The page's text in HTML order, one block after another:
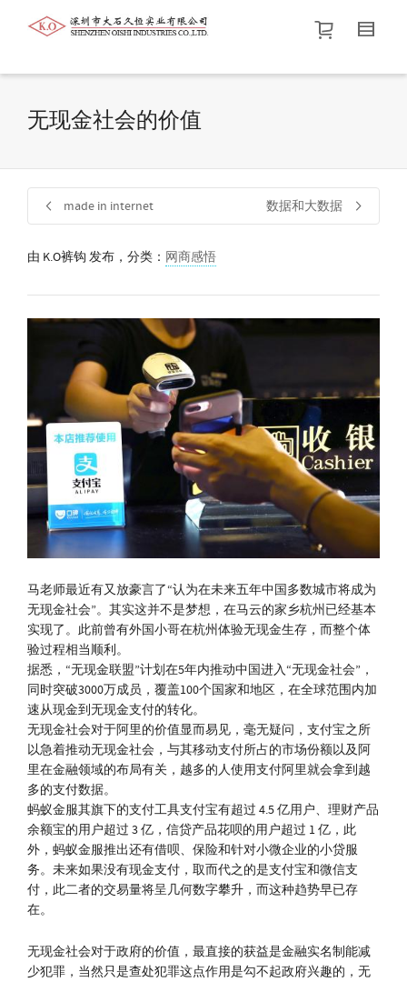
帮我查找新的衬衫尺码
价格介于
无现金社会的价值
made in internet 数据和大数据
由 K.O裤钩 发布，分类： 网商感悟
马老师最近有又放豪言了“认为在未来五年中国多数城市将成为
无现金社会”。其实这并不是梦想，在马云的家乡杭州已经基本
实现了。此前曾有外国小哥在杭州体验无现金生存，而整个体
验过程相当顺利。
据悉，“无现金联盟”计划在5年内推动中国进入“无现金社会”，
同时突破3000万成员，覆盖100个国家和地区，在全球范围内加
速从现金到无现金支付的转化。
无现金社会对于阿里的价值显而易见，毫无疑问，支付宝之所
以急着推动无现金社会，与其移动支付所占的市场份额以及阿
里在金融领域的布局有关，越多的人使用支付阿里就会拿到越
多的支付数据。
蚂蚁金服其旗下的支付工具支付宝有超过 4.5 亿用户、理财产品
余额宝的用户超过 3 亿，信贷产品花呗的用户超过 1 亿，此
外，蚂蚁金服推出还有借呗、保险和针对小微企业的小贷服
务。未来如果没有现金支付，取而代之的是支付宝和微信支
付，此二者的交易量将呈几何数字攀升，而这种趋势早已存
在。
无现金社会对于政府的价值，最直接的获益是金融实名制能减
少犯罪，当然只是查处犯罪这点作用是勾不起政府兴趣的，无